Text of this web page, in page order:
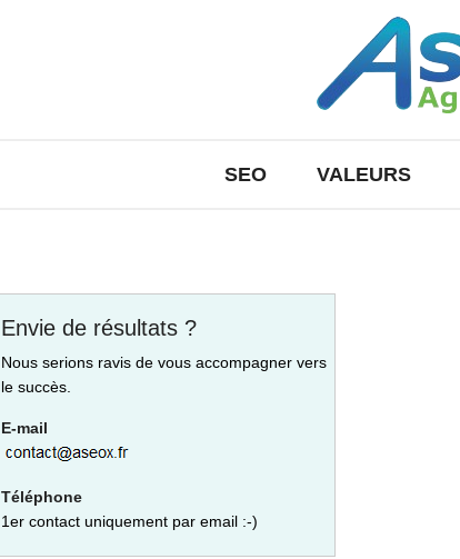
SEO VALEURS
Envie de résultats ?
Nous serions ravis de vous accompagner vers
le succès.
E-mail
Téléphone
1er contact uniquement par email :-)